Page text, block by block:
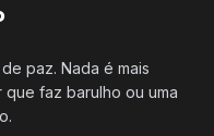
paz. Nada é mais
faz barulho ou uma